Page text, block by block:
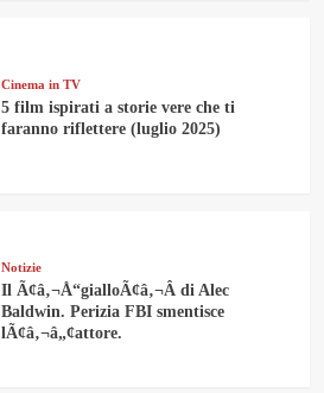
Cinema in TV
5 film ispirati a storie vere che ti
faranno riflettere (luglio 2025)
Notizie
Il Ã¢â‚¬Å“gialloÃ¢â‚¬Â di Alec
Baldwin. Perizia FBI smentisce
lÃ¢â‚¬â„¢attore.